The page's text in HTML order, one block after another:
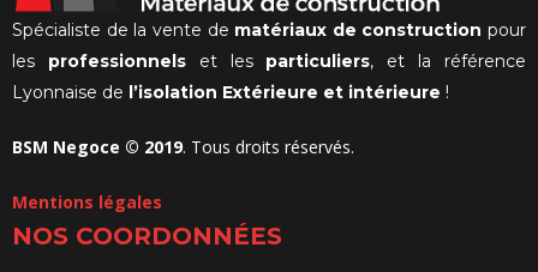
Spécialiste de la vente de matériaux de construction pour
les professionnelset les particuliers, et la référence
Lyonnaise de l’isolation Extérieure et intérieure !
BSM Negoce © 2019. Tous droits réservés.
Mentions légales
NOS COORDONNÉES